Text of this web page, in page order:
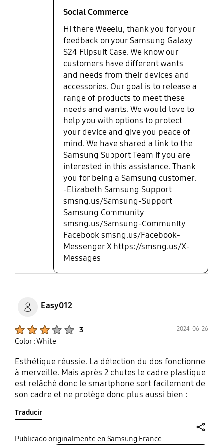
Social Commerce
Hi there Weeelu, thank you for your
feedback on your Samsung Galaxy
S24 Flipsuit Case. We know our
customers have different wants
and needs from their devices and
accessories. Our goal is to release a
range of products to meet these
needs and wants. We would love to
help you with options to protect
your device and give you peace of
mind. We have shared a link to the
Samsung Support Team if you are
interested in this assistance. Thank
you for being a Samsung customer.
-Elizabeth Samsung Support
smsng.us/Samsung-Support
Samsung Community
smsng.us/Samsung-Community
Facebook smsng.us/Facebook-
Messenger X https://smsng.us/X-
Messages
Easy012
3 2024-06-26
Color : White
Esthétique réussie. La détection du dos fonctionne
à merveille. Mais après 2 chutes le cadre plastique
est relâché donc le smartphone sort facilement de
son cadre et ne protège donc plus aussi bien :
après seulement 3 mois.
Traducir
Publicado originalmente en Samsung France